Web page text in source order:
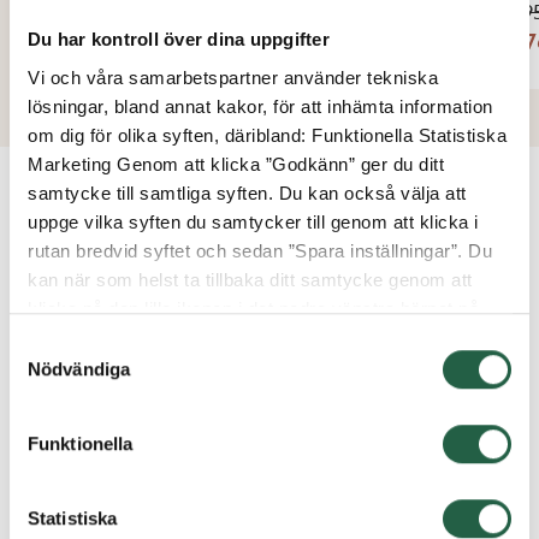
Du har kontroll över dina uppgifter
Vi och våra samarbetspartner använder tekniska
lösningar, bland annat kakor, för att inhämta information
om dig för olika syften, däribland: Funktionella Statistiska
Marketing Genom att klicka ”Godkänn” ger du ditt
samtycke till samtliga syften. Du kan också välja att
uppge vilka syften du samtycker till genom att klicka i
rutan bredvid syftet och sedan ”Spara inställningar”. Du
kan när som helst ta tillbaka ditt samtycke genom att
klicka på den lilla ikonen i det nedre vänstra hörnet på
använder kakor och andra tekniska lösningar och hur vi
Ta reda på mer om cookies Googles sekretesspolicy
Nödvändiga
Funktionella
Statistiska
1 895 kr
2
2
VANLIGA FRÅGOR OCH SVAR
Vad är säkerhetsglas?